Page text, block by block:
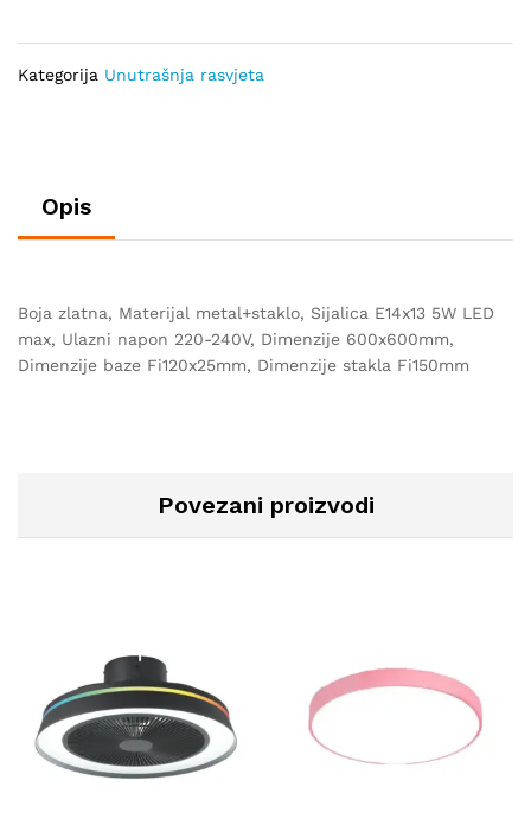
Kategorija Unutrašnja rasvjeta
Opis
Boja zlatna, Materijal metal+staklo, Sijalica E14x13 5W LED
max, Ulazni napon 220-240V, Dimenzije 600x600mm,
Dimenzije baze Fi120x25mm, Dimenzije stakla Fi150mm
Povezani proizvodi